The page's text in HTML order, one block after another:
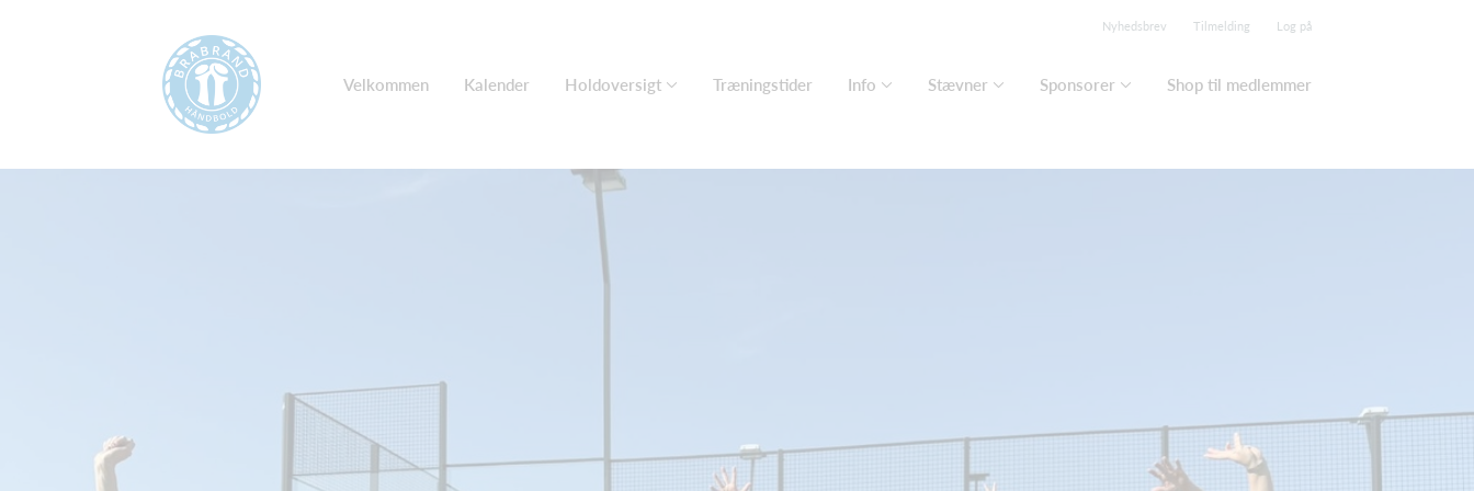
Nyhedsbrev Tilmelding Log på
Velkommen Kalender Holdoversigt Træningstider Info Stævner Sponsorer Shop til medlemmer